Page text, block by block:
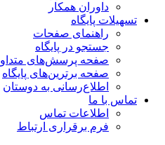
داوران همکار
تسهیلات پایگاه
راهنمای صفحات
جستجو در پایگاه
صفحه پرسش‌های متداول
صفحه برترین‌های پایگاه
اطلاع‌رسانی به دوستان
تماس با ما
اطلاعات تماس
فرم برقراری ارتباط